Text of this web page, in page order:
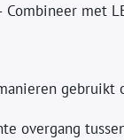
met
gebruikt
overgang